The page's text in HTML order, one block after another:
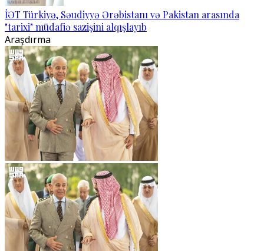
İƏT Türkiyə, Səudiyyə Ərəbistanı və Pakistan arasında
"tarixi" müdafiə sazişini alqışlayıb
Araşdırma